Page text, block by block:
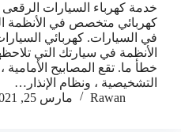
خدمة كهرباء السيارات
كهربائي متخصص في الأنظمة
في السيارات. كهربائي
الأنظمة في سيارتك التي
خطأ ما. تقع المصابيح الأمامية
التشخيصية ، ونظام الإنذار…
Rawan
مارس 25, 2021